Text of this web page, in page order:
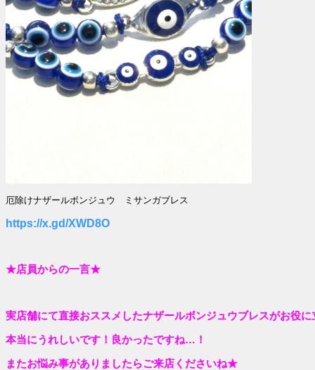
厄除けナザールボンジュウ ミサンガブレス
https://x.gd/XWD8O
★店員からの一言★
実店舗にて直接おススメしたナザールボンジュウブレスがお役に
本当にうれしいです！良かったですね…！
またお悩み事がありましたらご来店くださいね★